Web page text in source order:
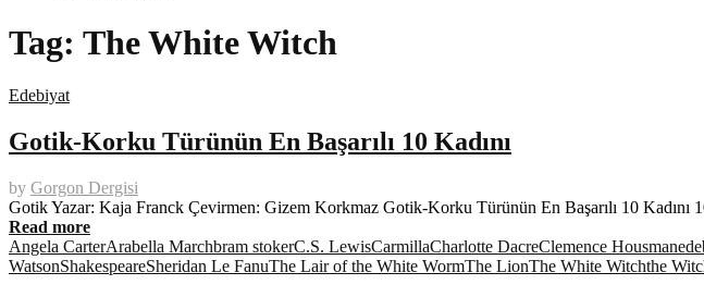
Tag: The White Witch
Edebiyat
Gotik-Korku Türünün En Başarılı 10 Kadını
by Gorgon Dergisi
Gotik Yazar: Kaja Franck Çevirmen: Gizem Korkmaz Gotik-Korku Türünün En Başarılı 10 Kadını
Read more
Angela CarterArabella Marchbram stokerC.S. LewisCarmillaCharlotte DacreClemence Housman
WatsonShakespeareSheridan Le FanuThe Lair of the White WormThe LionThe White Witchthe